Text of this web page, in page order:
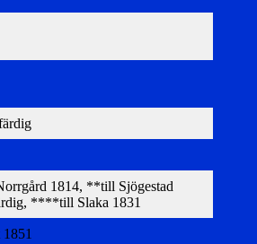
1814, **till Sjögestad
****till Slaka 1831